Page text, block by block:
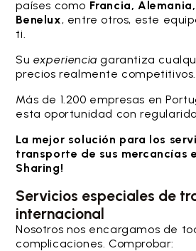
países como Francia,
Benelux, entre otros, este
ti.
Suexperiencia garantiza
precios realmente competitivos.
Más de 1.200 empresas en
esta oportunidad con
La mejor solución para los
transporte de sus mercancías
Sharing!
Servicios especiales de
internacional
Nosotros nos encargamos de
complicaciones. Comprobar: